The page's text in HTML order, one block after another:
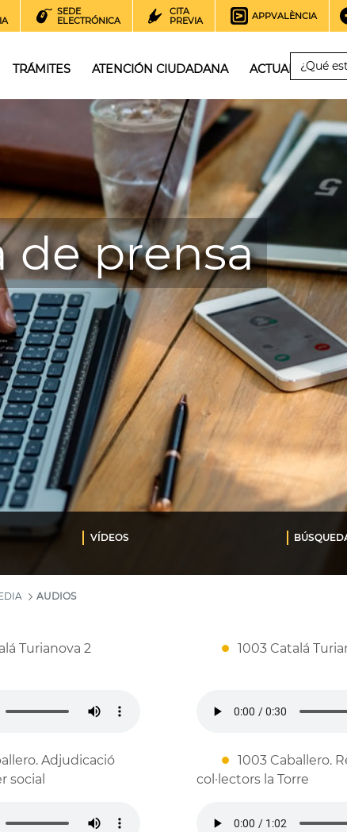
SEDE
ELECTRÓNICA
CITA
PREVIA
APPVALÈNCIA
TRÁMITES ATENCIÓN CIUDADANA ACTUALIDAD
de prensa
VÍDEOS
AUDIOS
Turianova 2 1003 Catalá
Adjudicació
social
1003 Caballero.
col·lectors la Torre